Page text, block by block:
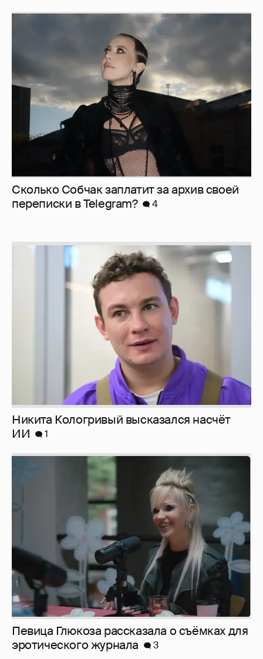
Сколько Собчак заплатит за архив своей
перeписки в Telegram?
4
Никита Кологривый высказался насчёт
ИИ
1
Певица Глюкоза рассказала о съёмках для
эротического журнала
3